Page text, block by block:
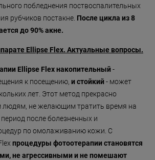
побледнения поствоспалительных
рубчиков постакне. После цикла из 8
до 90% акне.
Ellipse Flex. Актуальные вопросы.
Ellipse Flex накопительный-
к посещению, и стойкий- может
лет. Этот метод прекрасно
людям, не желающим тратить время на
после болезненных и
по омолаживанию кожи. С
процедуры фотоотерапии становятся
не агрессивными и не помешают